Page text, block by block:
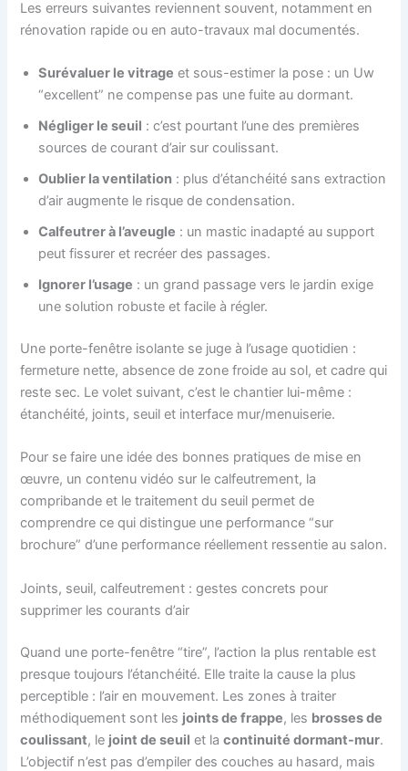
Les erreurs suivantes reviennent souvent, notamment en
rénovation rapide ou en auto-travaux mal documentés.
Surévaluer le vitrage et sous-estimer la pose : un Uw
“excellent” ne compense pas une fuite au dormant.
Négliger le seuil : c’est pourtant l’une des premières
sources de courant d’air sur coulissant.
Oublier la ventilation : plus d’étanchéité sans extraction
d’air augmente le risque de condensation.
Calfeutrer à l’aveugle : un mastic inadapté au support
peut fissurer et recréer des passages.
Ignorer l’usage : un grand passage vers le jardin exige
une solution robuste et facile à régler.
Une porte-fenêtre isolante se juge à l’usage quotidien :
fermeture nette, absence de zone froide au sol, et cadre qui
reste sec. Le volet suivant, c’est le chantier lui-même :
étanchéité, joints, seuil et interface mur/menuiserie.
Pour se faire une idée des bonnes pratiques de mise en
œuvre, un contenu vidéo sur le calfeutrement, la
compribande et le traitement du seuil permet de
comprendre ce qui distingue une performance “sur
brochure” d’une performance réellement ressentie au salon.
Joints, seuil, calfeutrement : gestes concrets pour
supprimer les courants d’air
Quand une porte-fenêtre “tire”, l’action la plus rentable est
presque toujours l’étanchéité. Elle traite la cause la plus
perceptible : l’air en mouvement. Les zones à traiter
méthodiquement sont les joints de frappe, les brosses de
coulissant, le joint de seuil et lacontinuité dormant-mur.
L’objectif n’est pas d’empiler des couches au hasard, mais